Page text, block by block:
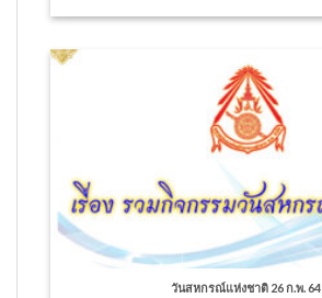
วันสหกรณ์แห่งชาติ 26 ก.พ. 64